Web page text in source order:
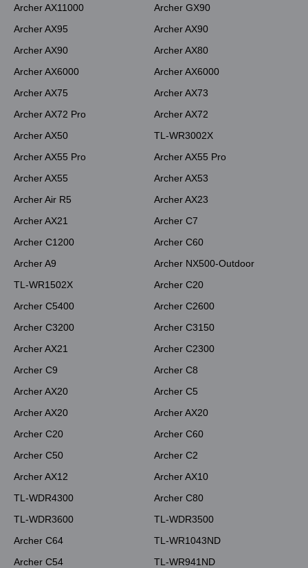
Archer AX11000
Archer GX90
Archer AX95
Archer AX90
Archer AX90
Archer AX80
Archer AX6000
Archer AX6000
Archer AX75
Archer AX73
Archer AX72 Pro
Archer AX72
Archer AX50
TL-WR3002X
Archer AX55 Pro
Archer AX55 Pro
Archer AX55
Archer AX53
Archer Air R5
Archer AX23
Archer AX21
Archer C7
Archer C1200
Archer C60
Archer A9
Archer NX500-Outdoor
TL-WR1502X
Archer C20
Archer C5400
Archer C2600
Archer C3200
Archer C3150
Archer AX21
Archer C2300
Archer C9
Archer C8
Archer AX20
Archer C5
Archer AX20
Archer AX20
Archer C20
Archer C60
Archer C50
Archer C2
Archer AX12
Archer AX10
TL-WDR4300
Archer C80
TL-WDR3600
TL-WDR3500
Archer C64
TL-WR1043ND
Archer C54
TL-WR941ND